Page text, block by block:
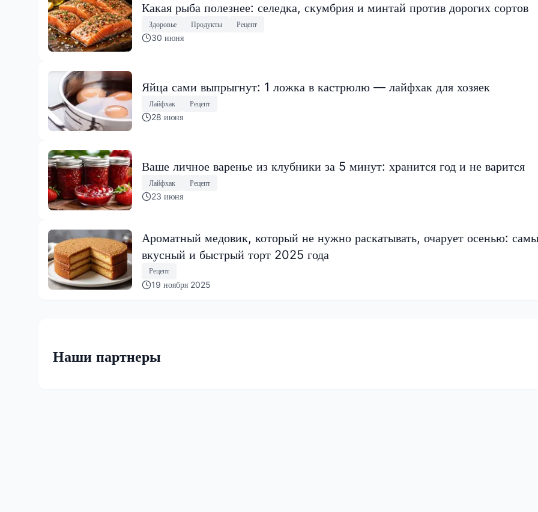
Какая рыба полезнее: селедка, скумбрия и минтай против дорогих сортов
Здоровье Продукты Рецепт
30 июня
Яйца сами выпрыгнут: 1 ложка в кастрюлю — лайфхак для хозяек
Лайфхак Рецепт
28 июня
Ваше личное варенье из клубники за 5 минут: хранится год и не варится
Лайфхак Рецепт
23 июня
Ароматный медовик, который не нужно раскатывать, очарует осенью:
вкусный и быстрый торт 2025 года
Рецепт
19 ноября 2025
Наши партнеры